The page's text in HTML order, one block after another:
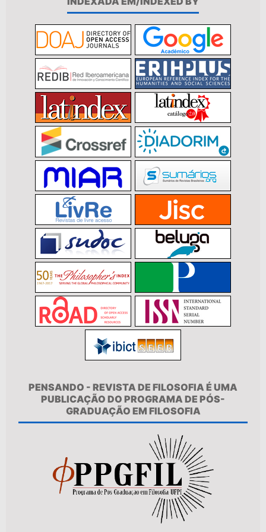
PENSANDO - REVISTA DE FILOSOFIA É UMA
PUBLICAÇÃO DO PROGRAMA DE PÓS-
GRADUAÇÃO EM FILOSOFIA